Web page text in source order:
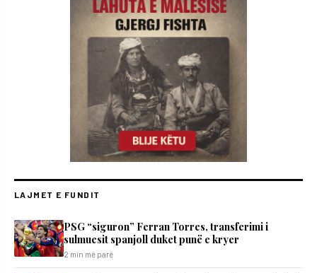
LAJMET E FUNDIT
PSG “siguron” Ferran Torres, transferimi i
sulmuesit spanjoll duket punë e kryer
2 min më parë